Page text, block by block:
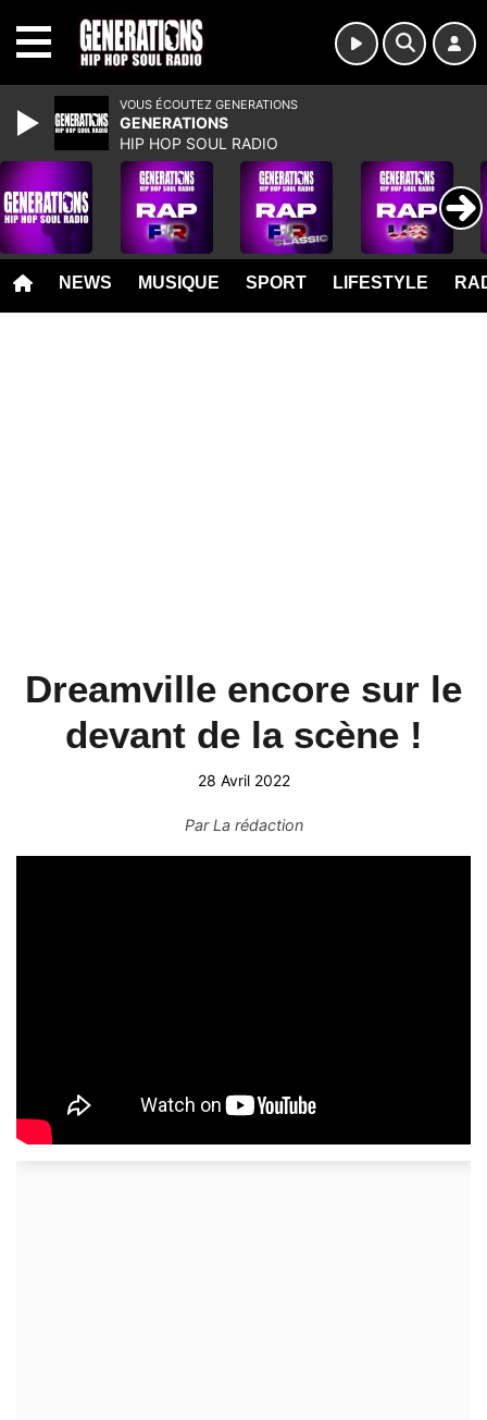
NEWS MUSIQUE SPORT LIFESTYLE
Dreamville encore sur le
devant de la scène !
28 Avril 2022
ParLa rédaction
VOUS ÉCOUTEZ GENERATIONS
GENERATIONS
HIP HOP SOUL RADIO